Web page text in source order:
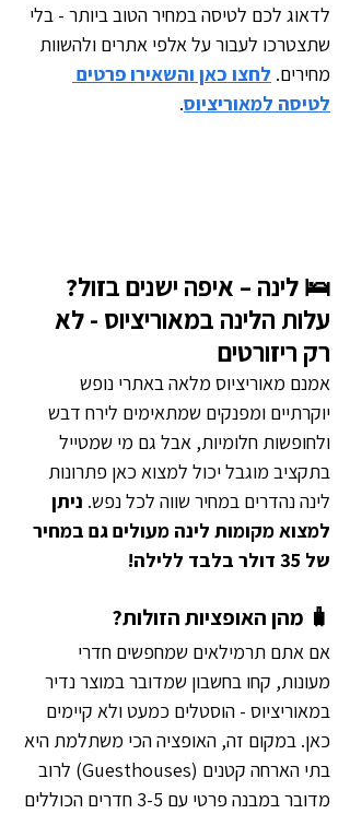
לדאוג לכם לטיסה במחיר הטוב ביותר - בלי
שתצטרכו לעבור על אלפי אתרים ולהשוות
מחירים. לחצו כאן והשאירו פרטים
לטיסה למאוריציוס.
🛌 לינה – איפה ישנים בזול?
עלות הלינה במאוריציוס - לא
רק ריזורטים
אמנם מאוריציוס מלאה באתרי נופש
יוקרתיים ומפנקים שמתאימים לירח דבש
ולחופשות חלומיות, אבל גם מי שמטייל
בתקציב מוגבל יכול למצוא כאן פתרונות
לינה נהדרים במחיר שווה לכל נפש. ניתן
למצוא מקומות לינה מעולים גם במחיר
של 35 דולר בלבד ללילה!
🧳 מהן האופציות הזולות?
אם אתם תרמילאים שמחפשים חדרי
מעונות, קחו בחשבון שמדובר במוצר נדיר
במאוריציוס - הוסטלים כמעט ולא קיימים
כאן. במקום זה, האופציה הכי משתלמת היא
בתי הארחה קטנים (Guesthouses) לרוב
מדובר במבנה פרטי עם 3-5 חדרים הכוללים